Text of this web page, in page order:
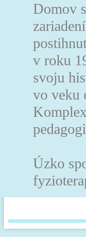
Domov
v roku
svoju
vo veku
Úzko